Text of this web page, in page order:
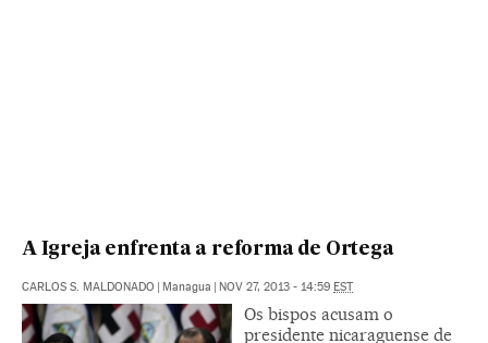
A Igreja enfrenta a reforma de Ortega
CARLOS S. MALDONADO | Managua | NOV 27, 2013 - 14:59 EST
Os bispos acusam o
presidente nicaraguense de